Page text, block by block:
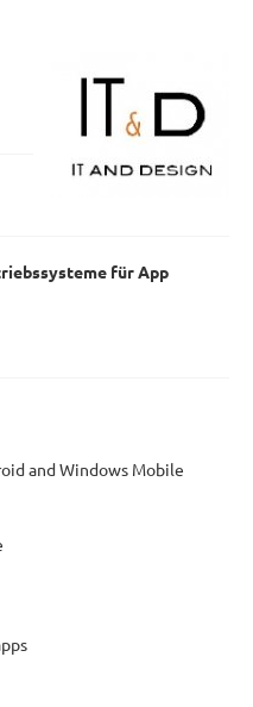
für App
and Windows Mobile